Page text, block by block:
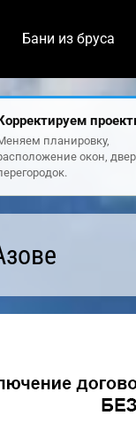
Бани из бруса
планировку,
окон,